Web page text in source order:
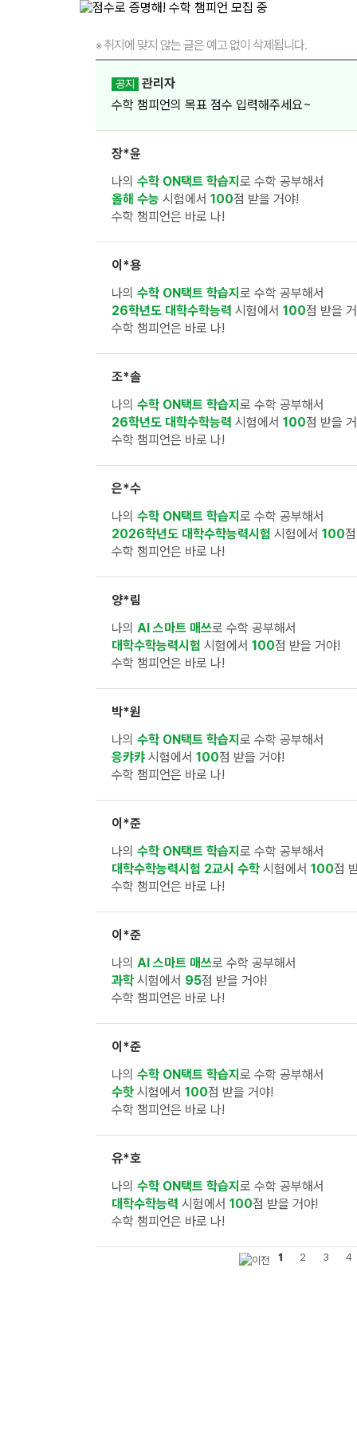
※취지에 맞지 않는 글은 예고 없이 삭제됩니다.
공지
관리자
수학 챔피언의 목표 점수 입력해주세요~
장*윤
나의 수학 ON택트 학습지 로 수학 공부해서
올해 수능 시험에서 100점 받을 거야!
수학 챔피언은 바로 나!
이*용
나의 수학 ON택트 학습지 로 수학 공부해서
26학년도 대학수학능력 시험에서 100점 받을
수학 챔피언은 바로 나!
조*솔
나의 수학 ON택트 학습지 로 수학 공부해서
26학년도 대학수학능력 시험에서 100점 받을
수학 챔피언은 바로 나!
은*수
나의 수학 ON택트 학습지 로 수학 공부해서
2026학년도 대학수학능력시험 시험에서 100
수학 챔피언은 바로 나!
양*림
나의 AI 스마트 매쓰로 수학 공부해서
대학수학능력시험 시험에서 100점 받을 거야!
수학 챔피언은 바로 나!
박*원
나의 수학 ON택트 학습지 로 수학 공부해서
응캬캬 시험에서 100점 받을 거야!
수학 챔피언은 바로 나!
이*준
나의 수학 ON택트 학습지 로 수학 공부해서
대학수학능력시험 2교시 수학 시험에서 100점
수학 챔피언은 바로 나!
이*준
나의 AI 스마트 매쓰로 수학 공부해서
과학 시험에서 95점 받을 거야!
수학 챔피언은 바로 나!
이*준
나의 수학 ON택트 학습지 로 수학 공부해서
수핫 시험에서 100점 받을 거야!
수학 챔피언은 바로 나!
유*호
나의 수학 ON택트 학습지 로 수학 공부해서
대학수학능력 시험에서 100점 받을 거야!
수학 챔피언은 바로 나!
1 2 3 4